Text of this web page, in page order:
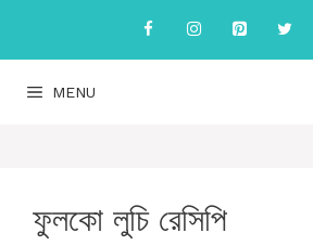
content
MENU
ফুলকো লুচি রেসিপি